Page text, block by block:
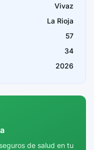
Vivaz
La Rioja
57
34
2026
de salud en tu